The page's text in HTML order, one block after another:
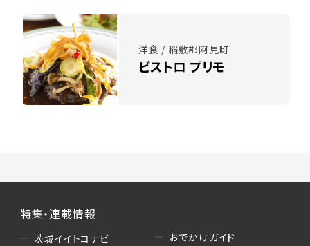
洋食 / 稲敷郡阿見町
ビストロ プリモ
特集・連載情報
茨城イイトコナビ
おでかけガイド